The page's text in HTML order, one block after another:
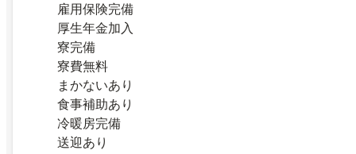
雇用保険完備
厚生年金加入
寮完備
寮費無料
まかないあり
食事補助あり
冷暖房完備
送迎あり